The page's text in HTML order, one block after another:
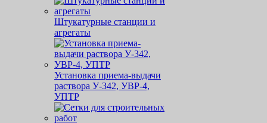
Штукатурные станции и
агрегаты
Установка приема-выдачи
раствора У-342, УВР-4,
УПТР